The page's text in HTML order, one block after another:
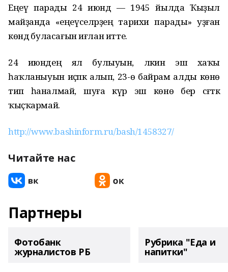
Еңеү парады 24 июндә — 1945 йылда Ҡыҙыл
майҙанда «еңеүселәрҙең тарихи парады» уҙған
көндә буласағын иғлан итте.
24 июндең ял булыуын, ләкин эш хаҡы
һаҡланыуын иҫәпкә алып, 23-ө байрам алды көнө
тип һаналмай, шуға күрә эш көнө бер сәғәткә
ҡыҫҡармай.
http://www.bashinform.ru/bash/1458327/
Читайте нас
Партнеры
Фотобанк
журналистов РБ
Рубрика "Еда и
напитки"